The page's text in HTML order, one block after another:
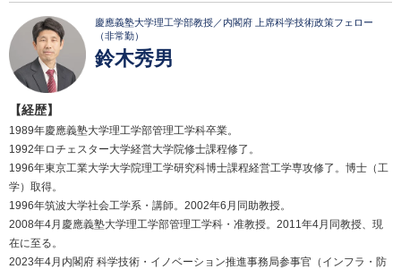
慶應義塾大学理工学部教授／内閣府 上席科学技術政策フェロー
（非常勤）
鈴木秀男
【経歴】
1989年慶應義塾大学理工学部管理工学科卒業。
1992年ロチェスター大学経営大学院修士課程修了。
1996年東京工業大学大学院理工学研究科博士課程経営工学専攻修了。博士（工
学）取得。
1996年筑波大学社会工学系・講師。2002年6月同助教授。
2008年4月慶應義塾大学理工学部管理工学科・准教授。2011年4月同教授、現
在に至る。
2023年4月内閣府 科学技術・イノベーション推進事務局参事官（インフラ・防